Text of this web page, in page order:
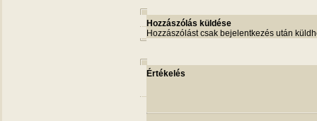
Hozzászólás küldése
Hozzászólást csak bejelentkezés után
Értékelés